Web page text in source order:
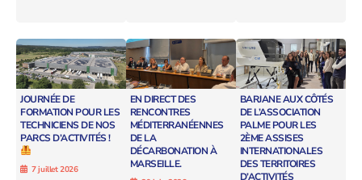
JOURNÉE DE
FORMATION POUR LES
TECHNICIENS DE NOS
PARCS D’ACTIVITÉS !
7 juillet 2026
EN DIRECT DES
RENCONTRES
MÉDITERRANÉENNES
DE LA
DÉCARBONATION À
MARSEILLE.
BARJANE AUX CÔTÉS
DE L’ASSOCIATION
PALME POUR LES
2ÈME ASSISES
INTERNATIONALES
DES TERRITOIRES
D’ACTIVITÉS